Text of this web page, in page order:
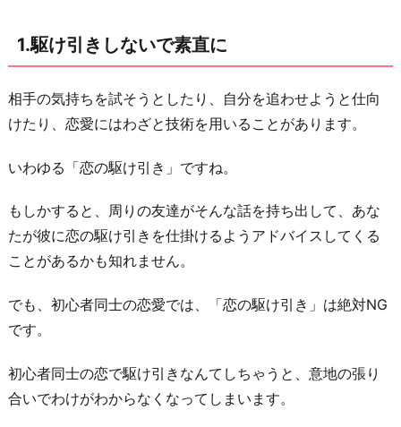
に
と
る
3.
か
な
と
は
く
4.
1.駆け引きしないで素直に
相手の気持ちを試そうとしたり、自分を追わせようと仕向
けたり、恋愛にはわざと技術を用いることがあります。
いわゆる「恋の駆け引き」ですね。
もしかすると、周りの友達がそんな話を持ち出して、あな
たが彼に恋の駆け引きを仕掛けるようアドバイスしてくる
ことがあるかも知れません。
でも、初心者同士の恋愛では、「恋の駆け引き」は絶対NG
です。
初心者同士の恋で駆け引きなんてしちゃうと、意地の張り
合いでわけがわからなくなってしまいます。